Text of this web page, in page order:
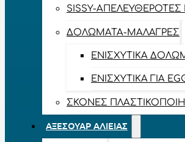
SISSY-
ΔΟΛΏΜΑΤΑ-ΜΑΛΆΓΡΕΣ
ΕΝΙΣΧΥΤΙΚΆ
ΕΝΙΣΧΥΤΙΚΆ ΓΙΑ
ΣΚΌΝΕΣ
ΑΞΕΣΟΥΆΡ ΑΛΙΕΊΑΣ